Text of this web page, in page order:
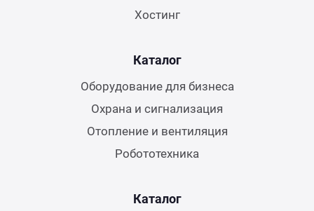
Хостинг
Каталог
Оборудование для бизнеса
Охрана и сигнализация
Отопление и вентиляция
Робототехника
Каталог